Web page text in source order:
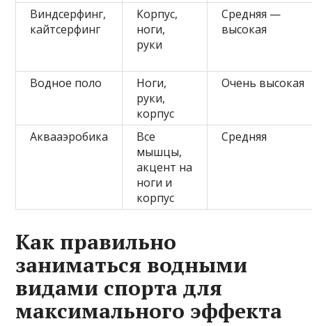
Виндсерфинг,
кайтсерфинг
Корпус,
ноги,
руки
Средняя —
высокая
Водное поло
Ноги,
руки,
корпус
Очень высокая
Аквааэробика
Все
мышцы,
акцент на
ноги и
корпус
Средняя
Как правильно
заниматься водными
видами спорта для
максимального эффекта